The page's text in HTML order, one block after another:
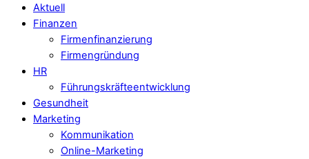
Aktuell
Finanzen
Firmenfinanzierung
Firmengründung
HR
Führungskräfteentwicklung
Gesundheit
Marketing
Kommunikation
Online-Marketing